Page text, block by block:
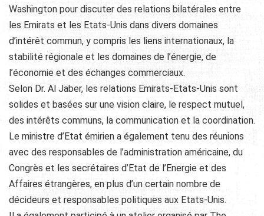
Washington pour discuter des relations bilatérales entre
les Emirats et les Etats-Unis dans divers domaines
d’intérêt commun, y compris les liens internationaux, la
stabilité régionale et les domaines de l’énergie, de
l’économie et des échanges commerciaux.
Selon Dr. Al Jaber, les relations Emirats-Etats-Unis sont
solides et basées sur une vision claire, le respect mutuel,
des intérêts communs, la communication et la coordination.
Le ministre d’Etat émirien a également tenu des réunions
avec des responsables de l’administration américaine, du
Congrès et les secrétaires d’Etat de l’Energie et des
Affaires étrangères, en plus d’un certain nombre de
décideurs et responsables politiques aux Etats-Unis.